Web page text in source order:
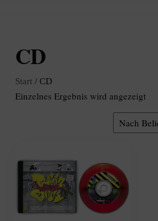
CD
Start / CD
Einzelnes Ergebnis wird angezeigt